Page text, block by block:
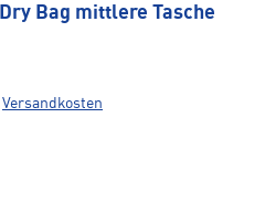
Bag mittlere Tasche
Versandkosten